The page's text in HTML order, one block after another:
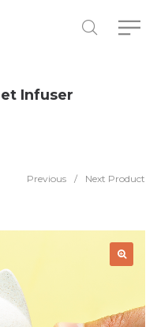
Infuser
Previous / Next Product